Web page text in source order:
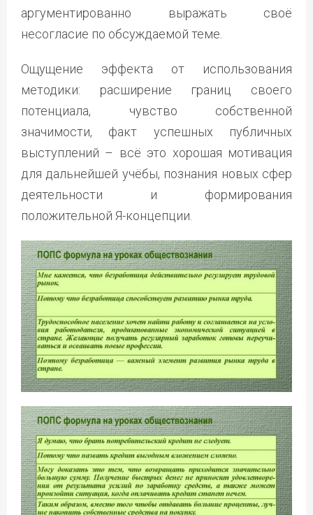
аргументированно выражать своё
несогласие по обсуждаемой теме.
Ощущение эффекта от использования
методики: расширение границ своего
потенциала, чувство собственной
значимости, факт успешных публичных
выступлений – всё это хорошая мотивация
для дальнейшей учёбы, познания новых сфер
деятельности и формирования
положительной Я-концепции.